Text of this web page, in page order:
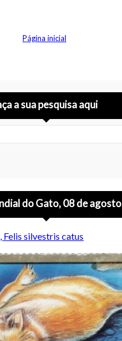
Página inicial
a sua pesquisa aqui
do Gato, 08 de agosto
Felis silvestris catus